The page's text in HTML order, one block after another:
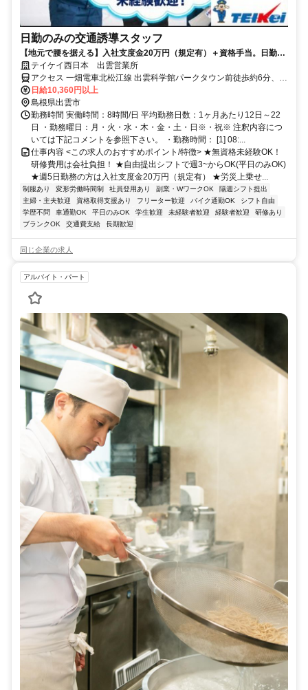
日勤のみの交通誘導スタッフ
【地元で腰を据える】入社支度金20万円（規定有）＋資格手当。日勤の
みで「月収22万円以上」も目指せる安定環境。
テイケイ西日本 出雲営業所
アクセス 一畑電車北松江線 出雲科学館パークタウン前徒歩約6分、一
畑電車北松江線 大津町徒歩約12分、一畑電車北松江線 電鉄出雲市徒
歩約13分
日給10,360円以上
島根県出雲市
勤務時間 実働時間：8時間/日 平均勤務日数：1ヶ月あたり12日～22
日 ・勤務曜日：月・火・水・木・金・土・日※・祝※ 注釈内容につ
いては下記コメントを参照下さい。 ・勤務時間： [1] 08:...
仕事内容 <この求人のおすすめポイント/特徴> ★無資格未経験OK！
研修費用は会社負担！ ★自由提出シフトで週3~からOK(平日のみOK)
★週5日勤務の方は入社支度金20万円（規定有） ★労災上乗せ...
制服あり 変形労働時間制 社員登用あり 副業・WワークOK
隔週シフト提出
主婦・主夫歓迎
資格取得支援あり フリーター歓迎 バイク通勤OK
シフト自由
学歴不問
車通勤OK 平日のみOK 学生歓迎 未経験者歓迎 経験者歓迎
研修あり
ブランクOK
交通費支給 長期歓迎
同じ企業の求人
アルバイト・パート